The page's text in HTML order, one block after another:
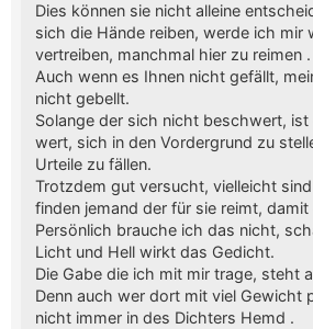
Dies können sie nicht alleine
sich die Hände reiben, werde ich mir
vertreiben, manchmal hier zu reimen .
Auch wenn es Ihnen nicht gefällt,
nicht gebellt.
Solange der sich nicht beschwert,
wert, sich in den Vordergrund zu
Urteile zu fällen.
Trotzdem gut versucht, vielleicht
finden jemand der für sie reimt,
Persönlich brauche ich das nicht,
Licht und Hell wirkt das Gedicht.
Die Gabe die ich mit mir trage, steht
Denn auch wer dort mit viel Gewicht
nicht immer in des Dichters Hemd .